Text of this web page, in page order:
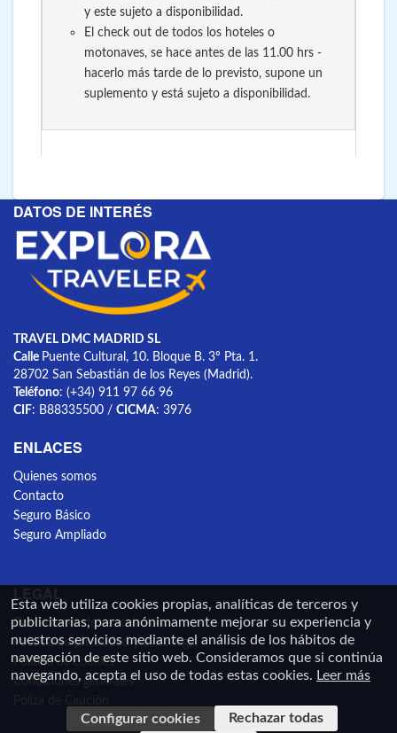
y este sujeto a disponibilidad.
El check out de todos los hoteles o
motonaves, se hace antes de las 11.00 hrs -
hacerlo más tarde de lo previsto, supone un
suplemento y está sujeto a disponibilidad.
DATOS DE INTERÉS
TRAVEL DMC MADRID SL
Calle Puente Cultural, 10. Bloque B. 3º Pta. 1.
28702 San Sebastián de los Reyes (Madrid).
Teléfono: (+34) 911 97 66 96
CIF: B88335500 / CICMA: 3976
ENLACES
Quienes somos
Contacto
Seguro Básico
Seguro Ampliado
Condiciones de cancelación
Política de privacidad y aviso legal
Política de cookies
Condiciones generales
Esta web utiliza cookies propias, analíticas de terceros y
publicitarias, para anónimamente mejorar su experiencia y
nuestros servicios mediante el análisis de los hábitos de
navegación de este sitio web. Consideramos que si continúa
navegando, acepta el uso de todas estas cookies. Leer más
Configurar cookies
Rechazar todas